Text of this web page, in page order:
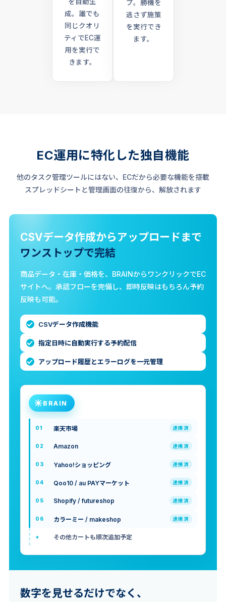
成。誰でも
同じクオリ
ティでEC運
用を実行で
きます。
プ。勝機を
逃さず施策
を実行でき
ます。
EC運用に特化した独自機能
他のタスク管理ツールにはない、ECだから必要な機能を搭載
スプレッドシートと管理画面の往復から、解放されます
CSVデータ作成からアップロードまで
ワンストップで完結
商品データ・在庫・価格を、BRAINからワンクリックでEC
サイトへ。承認フローを完備し、即時反映はもちろん予約
反映も可能。
CSVデータ作成機能
指定日時に自動実行する予約配信
アップロード履歴とエラーログを一元管理
BRAIN
01 楽天市場 連携済
02 Amazon 連携済
03 Yahoo!ショッピング 連携済
04 Qoo10 / au PAYマーケット 連携済
05 Shopify / futureshop 連携済
06 カラーミー / makeshop 連携済
+ その他カートも順次追加予定
数字を見せるだけでなく、